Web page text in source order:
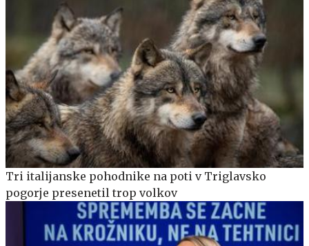
Tri italijanske pohodnike na poti v Triglavsko
pogorje presenetil trop volkov